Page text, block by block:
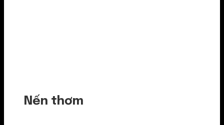
Nến thơm